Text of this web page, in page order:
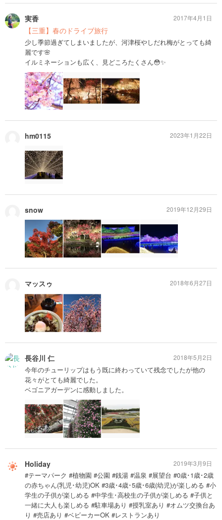
実香
【三重】春のドライブ旅行
少し季節過ぎてしまいましたが、河津桜やしだれ梅がとっても綺
麗です🌸
イルミネーションも広く、見どころたくさん😳✨
2017年4月1日
hm0115 2023年1月22日
snow 2019年12月29日
マッスゥ 2018年6月27日
長谷川 仁
今年のチューリップはもう既に終わっていて残念でしたが他の
花々がとても綺麗でした。
ベゴニアガーデンに感動しました。
2018年5月2日
Holiday
#テーマパーク #植物園 #公園 #銭湯 #温泉 #展望台 #0歳･1歳･2歳
の赤ちゃん(乳児･幼児)OK #3歳･4歳･5歳･6歳(幼児)が楽しめる #小
学生の子供が楽しめる #中学生･高校生の子供が楽しめる #子供と
一緒に大人も楽しめる #駐車場あり #授乳室あり #オムツ交換台あ
り #売店あり #ベビーカーOK #レストランあり
2019年3月9日